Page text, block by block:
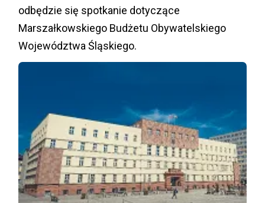
odbędzie się spotkanie dotyczące
Marszałkowskiego Budżetu Obywatelskiego
Województwa Śląskiego.